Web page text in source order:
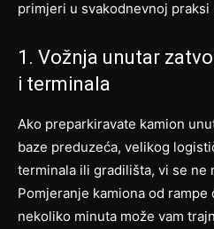
primjeri u svakodnevnoj praksi
1. Vožnja unutar
i terminala
Ako preparkiravate kamion
baze preduzeća, velikog
terminala ili gradilišta, vi se ne
Pomjeranje kamiona od
nekoliko minuta može vam